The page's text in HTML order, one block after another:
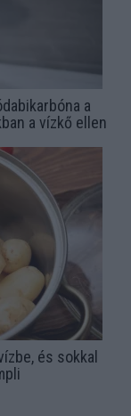
a
a vízkő ellen
és sokkal